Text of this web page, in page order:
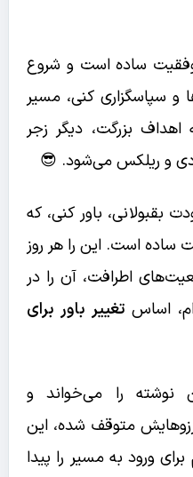
ساده است و شروع
و سپاسگزاری کنی، مسیر
بزرگت، دیگر زجر
و ریلکس می‌شود. 😎
بقبولانی، باور کنی، که
است. این را هر روز
اطرافت، آن را در
اساس تغییر باور برای
نوشته را می‌خواند و
متوقف شده، این
ورود به مسیر را پیدا